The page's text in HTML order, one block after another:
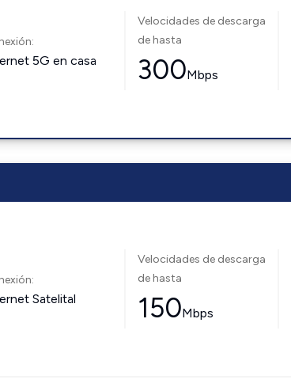
5G en casa
Velocidades de descarga
de hasta
300Mbps
Satelital
Velocidades de descarga
de hasta
150Mbps